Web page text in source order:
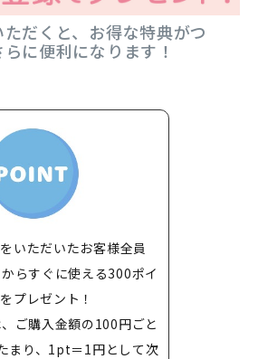
だくと、お得な特典がつ
に便利になります！
いただいたお客様全員
らすぐに使える300ポイ
プレゼント！
ご購入金額の100円ごと
まり、1pt＝1円として次